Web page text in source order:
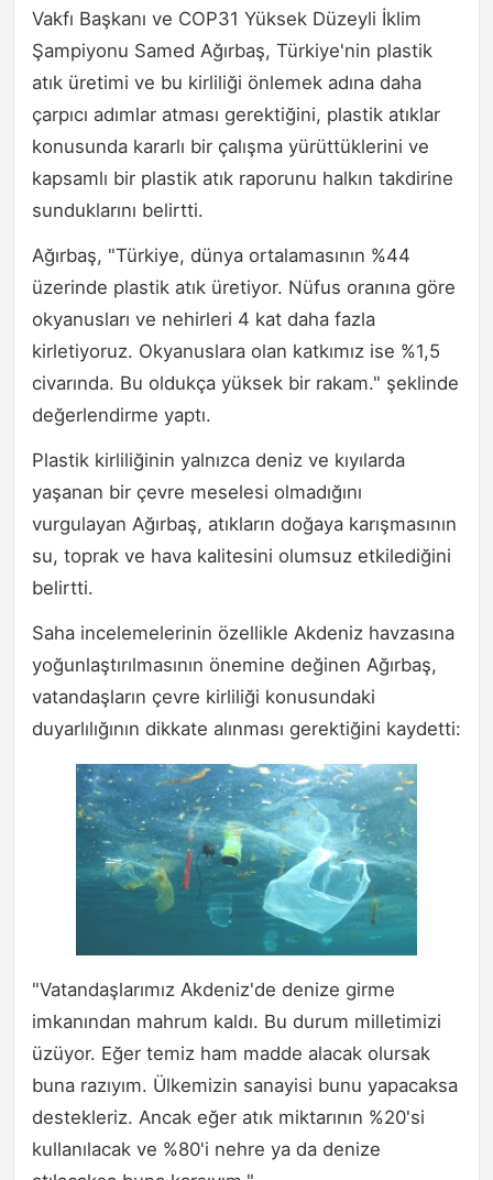
Vakfı Başkanı ve COP31 Yüksek Düzeyli İklim
Şampiyonu Samed Ağırbaş, Türkiye'nin plastik
atık üretimi ve bu kirliliği önlemek adına daha
çarpıcı adımlar atması gerektiğini, plastik atıklar
konusunda kararlı bir çalışma yürüttüklerini ve
kapsamlı bir plastik atık raporunu halkın takdirine
sunduklarını belirtti.
Ağırbaş, "Türkiye, dünya ortalamasının %44
üzerinde plastik atık üretiyor. Nüfus oranına göre
okyanusları ve nehirleri 4 kat daha fazla
kirletiyoruz. Okyanuslara olan katkımız ise %1,5
civarında. Bu oldukça yüksek bir rakam." şeklinde
değerlendirme yaptı.
Plastik kirliliğinin yalnızca deniz ve kıyılarda
yaşanan bir çevre meselesi olmadığını
vurgulayan Ağırbaş, atıkların doğaya karışmasının
su, toprak ve hava kalitesini olumsuz etkilediğini
belirtti.
Saha incelemelerinin özellikle Akdeniz havzasına
yoğunlaştırılmasının önemine değinen Ağırbaş,
vatandaşların çevre kirliliği konusundaki
duyarlılığının dikkate alınması gerektiğini kaydetti:
"Vatandaşlarımız Akdeniz'de denize girme
imkanından mahrum kaldı. Bu durum milletimizi
üzüyor. Eğer temiz ham madde alacak olursak
buna razıyım. Ülkemizin sanayisi bunu yapacaksa
destekleriz. Ancak eğer atık miktarının %20'si
kullanılacak ve %80'i nehre ya da denize